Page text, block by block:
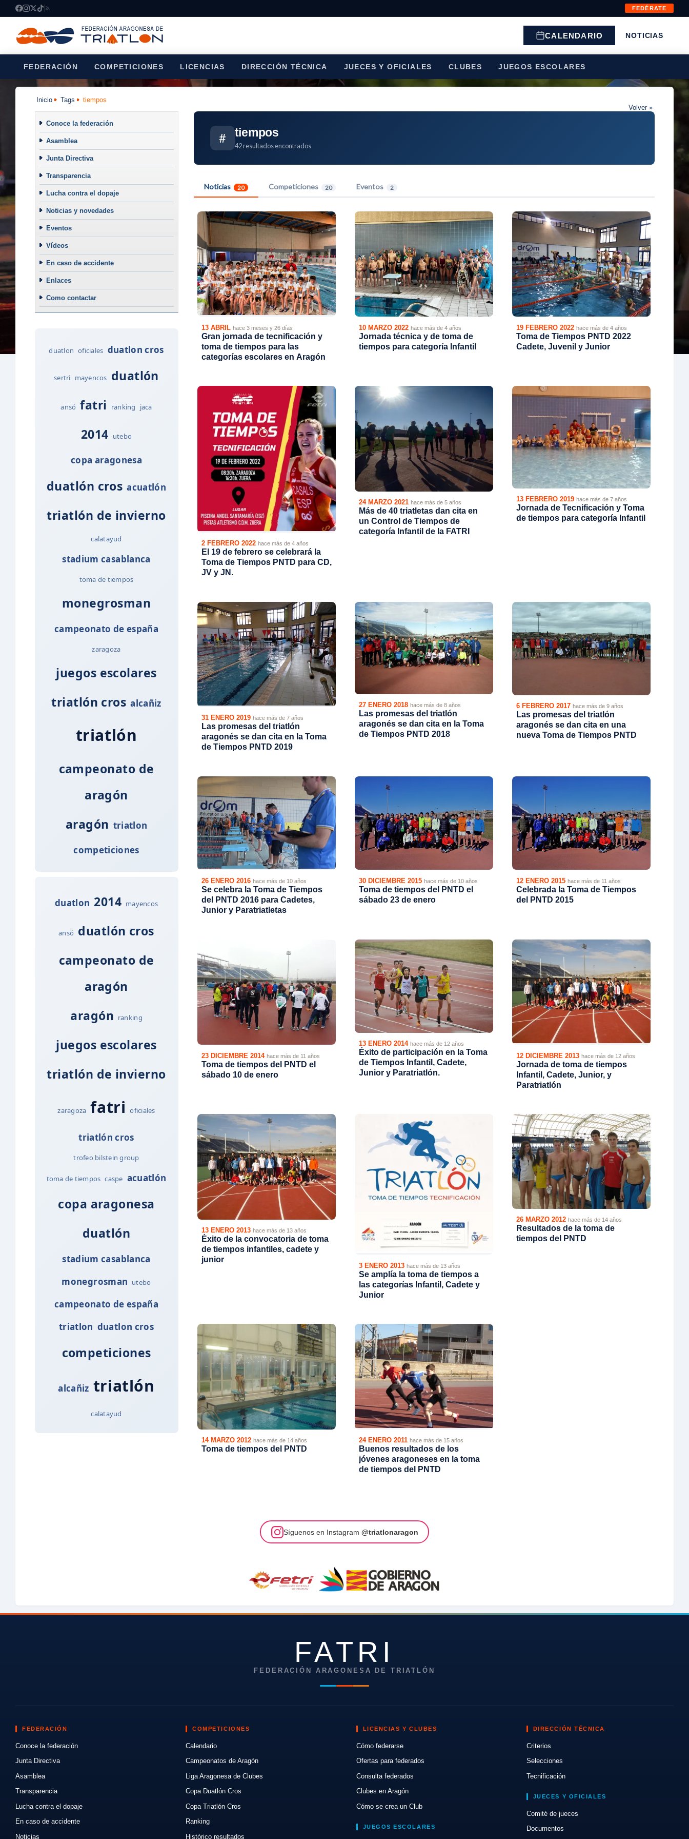
FEDÉRATE
CALENDARIO NOTICIAS
FEDERACIÓN COMPETICIONES LICENCIAS DIRECCIÓN TÉCNICA JUECES Y OFICIALES CLUBES JUEGOS ESCOLARES
Inicio Tags
tiempos
Volver »
Conoce la federación
Asamblea
Junta Directiva
Transparencia
Lucha contra el dopaje
Noticias y novedades
Eventos
Vídeos
En caso de accidente
Enlaces
Como contactar
duatlon oficiales duatlon cros
sertri mayencos duatlón
ansó fatri ranking jaca
2014 utebo
copa aragonesa
duatlón cros acuatlón
triatlón de invierno
calatayud
stadium casablanca
toma de tiempos
monegrosman
campeonato de españa
zaragoza
juegos escolares
triatlón cros alcañiz
triatlón
campeonato de
aragón
aragón triatlon
competiciones
duatlon 2014 mayencos
ansó duatlón cros
campeonato de
aragón
aragón ranking
juegos escolares
triatlón de invierno
zaragoza fatri oficiales
triatlón cros
trofeo bilstein group
toma de tiempos caspe acuatlón
copa aragonesa
duatlón
stadium casablanca
monegrosman utebo
campeonato de españa
triatlon duatlon cros
competiciones
alcañiz triatlón
calatayud
# tiempos
42 resultados encontrados
Noticias 20 Competiciones 20 Eventos 2
13 ABRIL hace 3 meses y 26 días
Gran jornada de tecnificación y
toma de tiempos para las
categorías escolares en Aragón
10 MARZO 2022 hace más de 4 años
Jornada técnica y de toma de
tiempos para categoría Infantil
19 FEBRERO 2022 hace más de 4 años
Toma de Tiempos PNTD 2022
Cadete, Juvenil y Junior
2 FEBRERO 2022 hace más de 4 años
El 19 de febrero se celebrará la
Toma de Tiempos PNTD para CD,
JV y JN.
24 MARZO 2021 hace más de 5 años
Más de 40 triatletas dan cita en
un Control de Tiempos de
categoría Infantil de la FATRI
13 FEBRERO 2019 hace más de 7 años
Jornada de Tecnificación y Toma
de tiempos para categoría Infantil
31 ENERO 2019 hace más de 7 años
Las promesas del triatlón
aragonés se dan cita en la Toma
de Tiempos PNTD 2019
27 ENERO 2018 hace más de 8 años
Las promesas del triatlón
aragonés se dan cita en la Toma
de Tiempos PNTD 2018
6 FEBRERO 2017 hace más de 9 años
Las promesas del triatlón
aragonés se dan cita en una
nueva Toma de Tiempos PNTD
26 ENERO 2016 hace más de 10 años
Se celebra la Toma de Tiempos
del PNTD 2016 para Cadetes,
Junior y Paratriatletas
30 DICIEMBRE 2015 hace más de 10 años
Toma de tiempos del PNTD el
sábado 23 de enero
12 ENERO 2015 hace más de 11 años
Celebrada la Toma de Tiempos
del PNTD 2015
23 DICIEMBRE 2014 hace más de 11 años
Toma de tiempos del PNTD el
sábado 10 de enero
13 ENERO 2014 hace más de 12 años
Éxito de participación en la Toma
de Tiempos Infantil, Cadete,
Junior y Paratriatlón.
12 DICIEMBRE 2013 hace más de 12 años
Jornada de toma de tiempos
Infantil, Cadete, Junior, y
Paratriatlón
13 ENERO 2013 hace más de 13 años
Éxito de la convocatoria de toma
de tiempos infantiles, cadete y
junior
3 ENERO 2013 hace más de 13 años
Se amplía la toma de tiempos a
las categorías Infantil, Cadete y
Junior
26 MARZO 2012 hace más de 14 años
Resultados de la toma de
tiempos del PNTD
14 MARZO 2012 hace más de 14 años
Toma de tiempos del PNTD
24 ENERO 2011 hace más de 15 años
Buenos resultados de los
jóvenes aragoneses en la toma
de tiempos del PNTD
Síguenos en Instagram @triatlonaragon
FATRI
FEDERACIÓN ARAGONESA DE TRIATLÓN
FEDERACIÓN
Conoce la federación
Junta Directiva
Asamblea
Transparencia
Lucha contra el dopaje
En caso de accidente
Noticias
COMPETICIONES
Calendario
Campeonatos de Aragón
Liga Aragonesa de Clubes
Copa Duatlón Cros
Copa Triatlón Cros
Ranking
Histórico resultados
LICENCIAS Y CLUBES
Cómo federarse
Ofertas para federados
Consulta federados
Clubes en Aragón
Cómo se crea un Club
JUEGOS ESCOLARES
DIRECCIÓN TÉCNICA
Criterios
Selecciones
Tecnificación
JUECES Y OFICIALES
Comité de jueces
Documentos